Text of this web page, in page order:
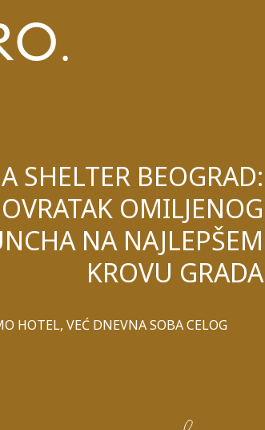
SHELTER BEOGRAD:
OMILJENOG
NA NAJLEPŠEM
KROVU GRADA
HOTEL, VEĆ DNEVNA SOBA CELOG